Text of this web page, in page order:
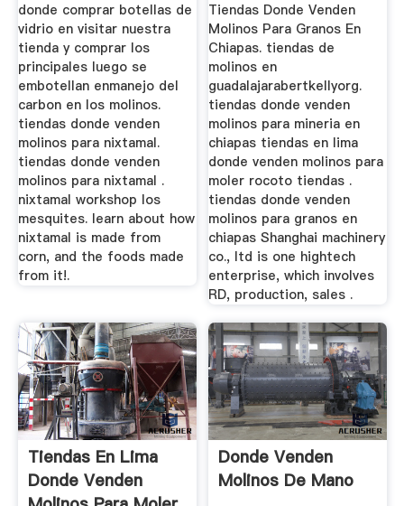
donde comprar botellas de
vidrio en visitar nuestra
tienda y comprar los
principales luego se
embotellan enmanejo del
carbon en los molinos.
tiendas donde venden
molinos para nixtamal.
tiendas donde venden
molinos para nixtamal .
nixtamal workshop los
mesquites. learn about how
nixtamal is made from
corn, and the foods made
from it!.
Tiendas Donde Venden
Molinos Para Granos En
Chiapas. tiendas de
molinos en
guadalajarabertkellyorg.
tiendas donde venden
molinos para mineria en
chiapas tiendas en lima
donde venden molinos para
moler rocoto tiendas .
tiendas donde venden
molinos para granos en
chiapas Shanghai machinery
co., ltd is one hightech
enterprise, which involves
RD, production, sales .
Tiendas En Lima
Donde Venden
Donde Venden
Molinos De Mano